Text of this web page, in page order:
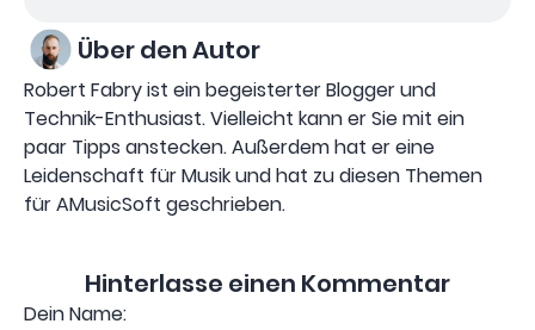
Über den Autor
Robert Fabry ist ein begeisterter Blogger und
Technik-Enthusiast. Vielleicht kann er Sie mit ein
paar Tipps anstecken. Außerdem hat er eine
Leidenschaft für Musik und hat zu diesen Themen
für AMusicSoft geschrieben.
Hinterlasse einen Kommentar
Dein Name: